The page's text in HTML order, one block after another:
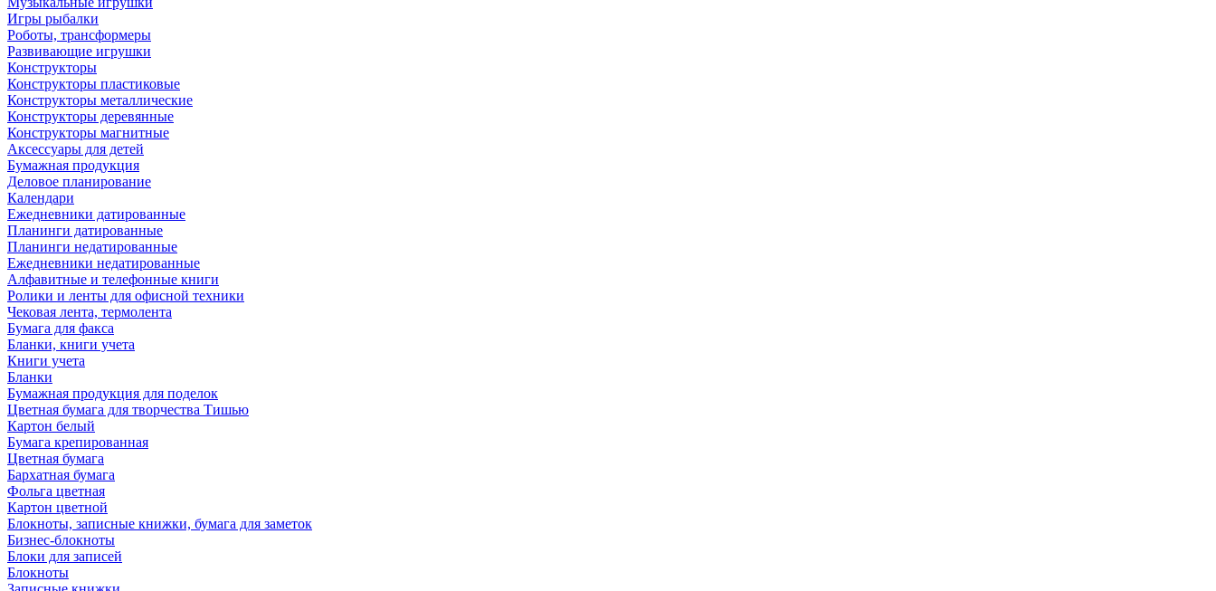
Игры рыбалки
Роботы, трансформеры
Развивающие игрушки
Конструкторы
Конструкторы пластиковые
Конструкторы металлические
Конструкторы деревянные
Конструкторы магнитные
Аксессуары для детей
Бумажная продукция
Деловое планирование
Календари
Ежедневники датированные
Планинги датированные
Планинги недатированные
Ежедневники недатированные
Алфавитные и телефонные книги
Ролики и ленты для офисной техники
Чековая лента, термолента
Бумага для факса
Бланки, книги учета
Книги учета
Бланки
Бумажная продукция для поделок
Цветная бумага для творчества Тишью
Картон белый
Бумага крепированная
Цветная бумага
Бархатная бумага
Фольга цветная
Картон цветной
Блокноты, записные книжки, бумага для заметок
Бизнес-блокноты
Блоки для записей
Блокноты